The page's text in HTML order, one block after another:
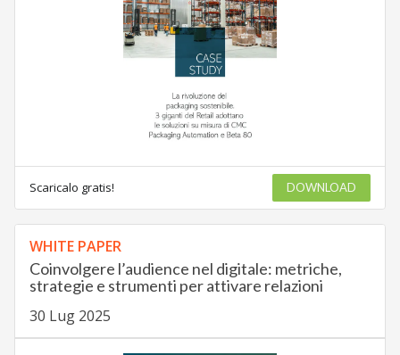
Scaricalo gratis! DOWNLOAD
WHITE PAPER
Coinvolgere l’audience nel digitale: metriche,
strategie e strumenti per attivare relazioni
30 Lug 2025